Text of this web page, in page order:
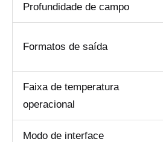
Profundidade de campo
Formatos de saída
Faixa de temperatura
operacional
Modo de interface